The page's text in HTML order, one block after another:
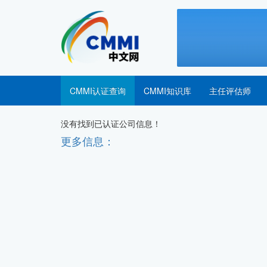
CMMI认证查询 CMMI知识库 主任评估师
没有找到已认证公司信息！
更多信息：